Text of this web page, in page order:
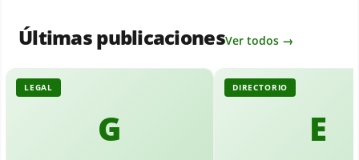
Últimas publicacionesVer todos →
G
LEGAL
E
DIRECTORIO